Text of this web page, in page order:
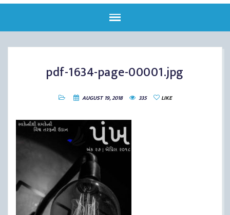
pdf-1634-page-00001.jpg
AUGUST 19, 2018 335 LIKE